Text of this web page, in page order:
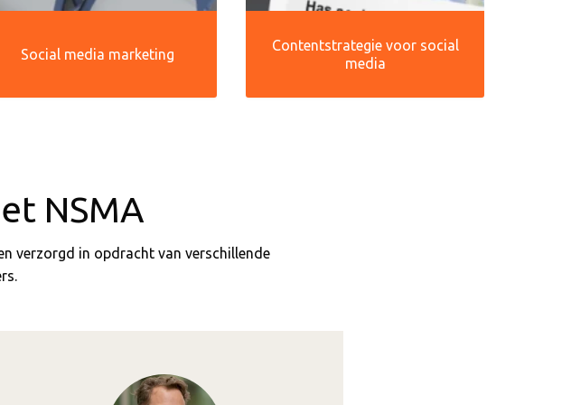
Social media marketing
Contentstrategie voor social
media
NSMA
verzorgd in opdracht van verschillende